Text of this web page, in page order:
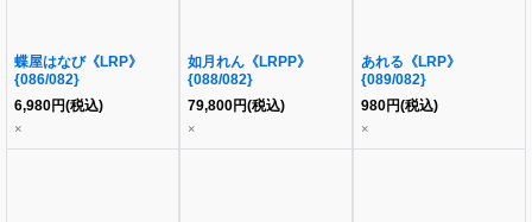
蝶屋はなび《LRP》
{086/082}
6,980円(税込)
×
如月れん《LRPP》
{088/082}
79,800円(税込)
×
あれる《LRP》
{089/082}
980円(税込)
×